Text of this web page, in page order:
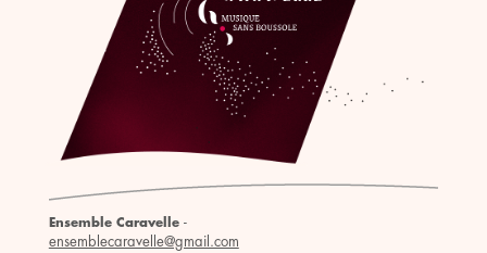
Ensemble Caravelle-
ensemblecaravelle@gmail.com